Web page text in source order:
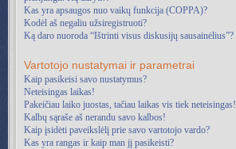
Kas yra apsaugos nuo vaikų funkcija (COPPA)?
Kodėl aš negaliu užsiregistruoti?
Ką daro nuoroda “Ištrinti visus diskusijų sausainėlius”?
Vartotojo nustatymai ir parametrai
Kaip pasikeisi savo nustatymus?
Neteisingas laikas!
Pakeičiau laiko juostas, tačiau laikas vis tiek neteisingas!
Kalbų sąraše aš nerandu savo kalbos!
Kaip įsidėti paveikslėlį prie savo vartotojo vardo?
Kas yra rangas ir kaip man jį pasikeisti?